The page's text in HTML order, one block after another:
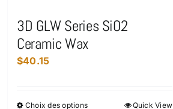
3D GLW Series SiO2
Ceramic Wax
$40.15
Choix des options Quick View